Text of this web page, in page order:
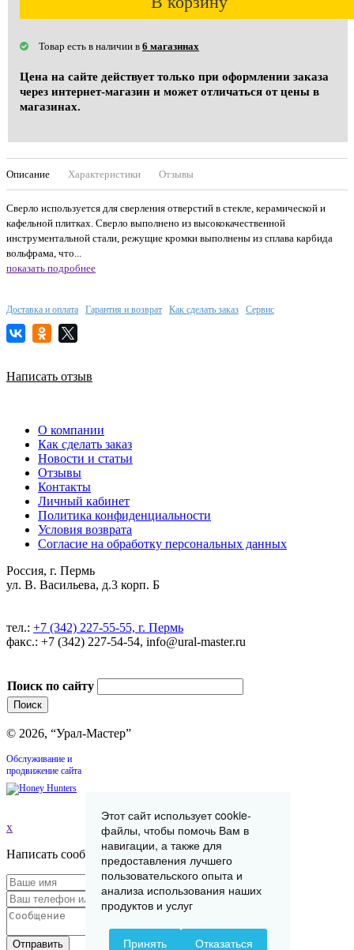
Товар есть в наличии в 6 магазинах
Цена на сайте действует только при оформлении заказа
через интернет-магазин и может отличаться от цены в
магазинах.
Описание Характеристики Отзывы
Сверло используется для сверления отверстий в стекле, керамической и
кафельной плитках. Сверло выполнено из высококачественной
инструментальной стали, режущие кромки выполнены из сплава карбида
вольфрама, что...
показать подробнее
Доставка и оплата Гарантия и возврат Как сделать заказ Сервис
Написать отзыв
О компании
Как сделать заказ
Новости и статьи
Отзывы
Контакты
Личный кабинет
Политика конфиденциальности
Условия возврата
Согласие на обработку персональных данных
Россия, г. Пермь
ул. В. Васильева, д.3 корп. Б
тел.: +7 (342) 227-55-55, г. Пермь
факс.: +7 (342) 227-54-54, info@ural-master.ru
Поиск по сайту
© 2026, “Урал-Мастер”
Обслуживание и
продвижение сайта
x
Написать сообщение
Отправить
Этот сайт использует cookie-
файлы, чтобы помочь Вам в
навигации, а также для
предоставления лучшего
пользовательского опыта и
анализа использования наших
продуктов и услуг
Принять Отказаться